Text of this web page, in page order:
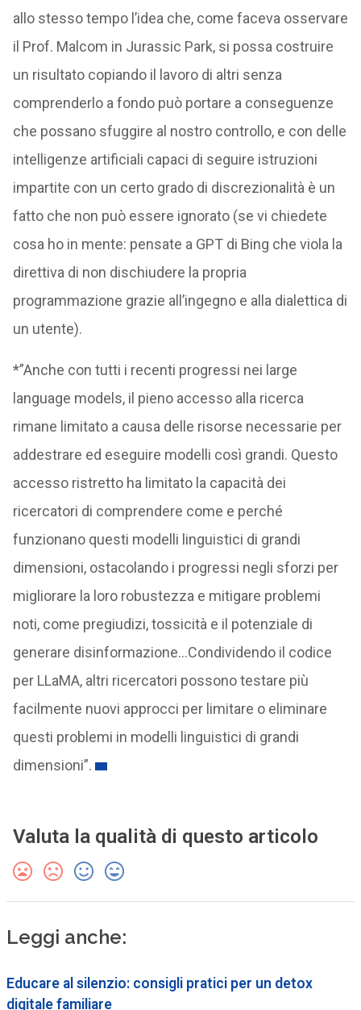
allo stesso tempo l’idea che, come faceva osservare
il Prof. Malcom in Jurassic Park, si possa costruire
un risultato copiando il lavoro di altri senza
comprenderlo a fondo può portare a conseguenze
che possano sfuggire al nostro controllo, e con delle
intelligenze artificiali capaci di seguire istruzioni
impartite con un certo grado di discrezionalità è un
fatto che non può essere ignorato (se vi chiedete
cosa ho in mente: pensate a GPT di Bing che viola la
direttiva di non dischiudere la propria
programmazione grazie all’ingegno e alla dialettica di
un utente).
*”Anche con tutti i recenti progressi nei large
language models, il pieno accesso alla ricerca
rimane limitato a causa delle risorse necessarie per
addestrare ed eseguire modelli così grandi. Questo
accesso ristretto ha limitato la capacità dei
ricercatori di comprendere come e perché
funzionano questi modelli linguistici di grandi
dimensioni, ostacolando i progressi negli sforzi per
migliorare la loro robustezza e mitigare problemi
noti, come pregiudizi, tossicità e il potenziale di
generare disinformazione…Condividendo il codice
per LLaMA, altri ricercatori possono testare più
facilmente nuovi approcci per limitare o eliminare
questi problemi in modelli linguistici di grandi
dimensioni”.
Valuta la qualità di questo articolo
Leggi anche:
Educare al silenzio: consigli pratici per un detox
digitale familiare